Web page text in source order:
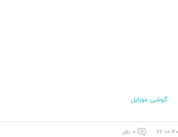
گوشی موبایل
۰ نظر